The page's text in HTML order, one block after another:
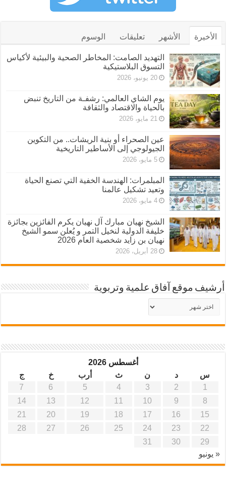
الأخيرة الأشهر تعليقات الوسوم
التهديد الصامت: المخاطر الصحية والبيئية لأكياس
التسوق البلاستيكية
20 يونيو، 2026
يوم الشاي العالمي: رشفـة من التاريخ تنبض
بالحياة والاقتصاد والثقافة
21 مايو، 2026
عين الصحراء أو بنية الريشات.. من التكوين
الجيولوجي إلى الأساطير التاريخية
5 مايو، 2026
المبلمرات: الهندسة الخفية التي تصنع الحياة
وتعيد تشكيل عالمنا
4 مايو، 2026
الشيخ نهيان مبارك آل نهيان يكرم الفائزين بجائزة
خليفة الدولية لنخيل التمر و يُعلن سمو الشيخ
نهيان بن زايد شخصية العام 2026
28 أبريل، 2026
أرشيف موقع آفاق علمية وتربوية
أرشيف
موقع
أغسطس 2026
س
د ن ث أرب خ
ج
1
2
3
4
5
6
7
8
9
10
11
12
13
14
15
16
17
18
19
20
21
22
23
24
25
26
27
28
29
30
31
« يونيو